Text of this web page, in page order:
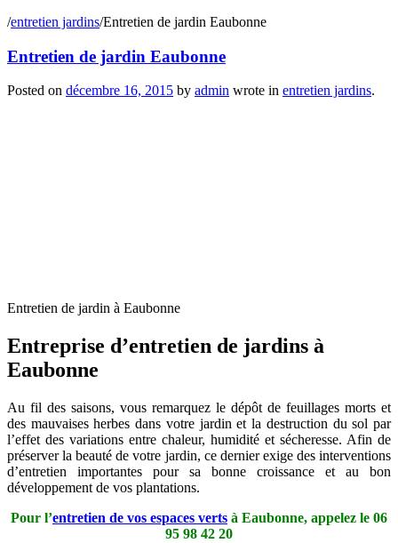
/entretien jardins/Entretien de jardin Eaubonne
Entretien de jardin Eaubonne
Posted on décembre 16, 2015 by admin wrote in entretien jardins.
Entretien de jardin à Eaubonne
Entreprise d’entretien de jardins à
Eaubonne
Au fil des saisons, vous remarquez le dépôt de feuillages morts et
des mauvaises herbes dans votre jardin et la destruction du sol par
l’effet des variations entre chaleur, humidité et sécheresse. Afin de
préserver la beauté de votre jardin, ce dernier exige des interventions
d’entretien importantes pour sa bonne croissance et au bon
développement de vos plantations.
Pour l’entretien de vos espaces verts à Eaubonne, appelez le 06
95 98 42 20